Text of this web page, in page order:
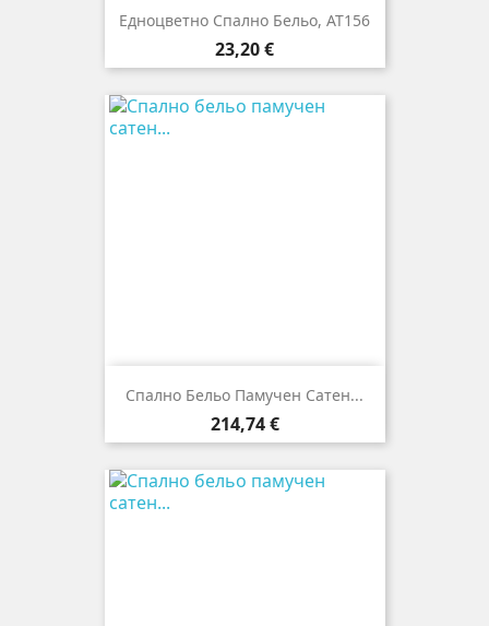
Едноцветно Спално Бельо, AT156
Цена
23,20 €
Спално Бельо Памучен Сатен...
Цена
214,74 €